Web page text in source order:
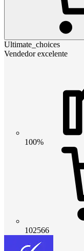
Ultimate_choices
Vendedor excelente
100%
102566